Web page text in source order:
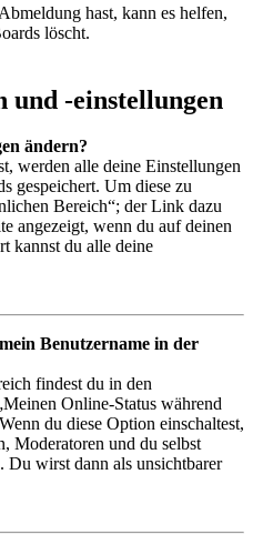
hast, kann es helfen,
löscht.
und -einstellungen
ändern?
werden alle deine Einstellungen
gespeichert. Um diese zu
Bereich“; der Link dazu
angezeigt, wenn du auf deinen
kannst du alle deine
Benutzername in der
findest du in den
Online-Status während
du diese Option einschaltest,
Moderatoren und du selbst
Du wirst dann als unsichtbarer